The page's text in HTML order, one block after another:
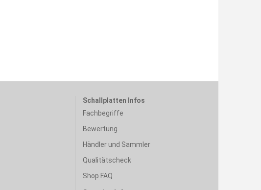
Schallplatten Infos
Fachbegriffe
Bewertung
Händler und Sammler
Qualitätscheck
Shop FAQ